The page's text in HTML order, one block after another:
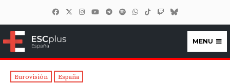
ESCplus España
MENU
Eurovisión España